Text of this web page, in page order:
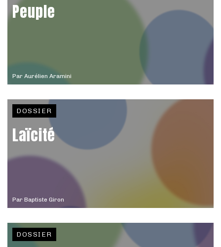
Par Aurélien Aramini
Peuple
Par Baptiste Giron
DOSSIER
Laïcité
DOSSIER